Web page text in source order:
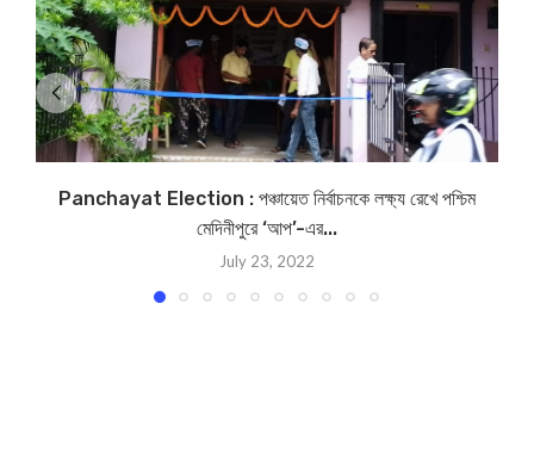
Panchayat Election : পঞ্চায়েত নির্বাচনকে লক্ষ্য রেখে পশ্চিম
মেদিনীপুরে ‘আপ’-এর...
July 23, 2022